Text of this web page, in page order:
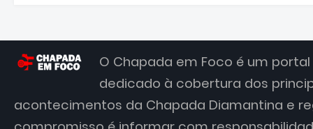
O Chapada em Foco é um
dedicado à cobertura dos
acontecimentos da Chapada Diamantina e